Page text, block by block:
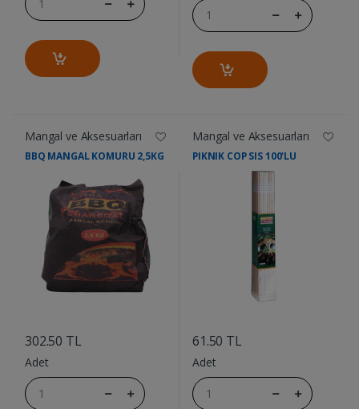
Mangal ve Aksesuarları
BBQ MANGAL KOMURU 2,5KG
302.50 TL
Adet
Mangal ve Aksesuarları
PIKNIK COP SIS 100'LU
61.50 TL
Adet